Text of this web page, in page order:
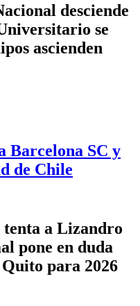
desciende
se
ascienden
Barcelona SC y
de Chile
a Lizandro
pone en duda
para 2026